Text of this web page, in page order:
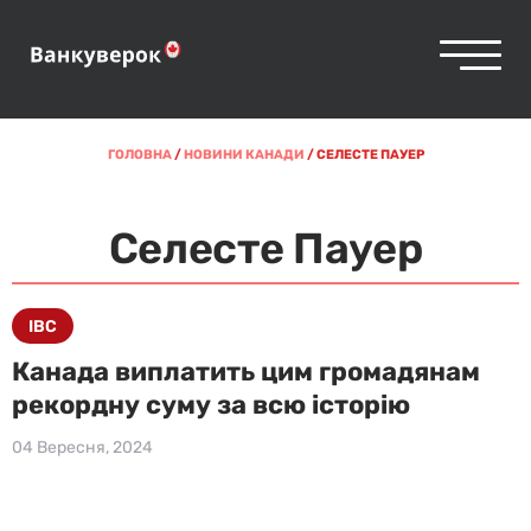
ГОЛОВНА/НОВИНИ КАНАДИ /СЕЛЕСТЕ ПАУЕР
Селесте Пауер
Канада виплатить цим громадянам
рекордну суму за всю історію
04 Вересня, 2024
IBC